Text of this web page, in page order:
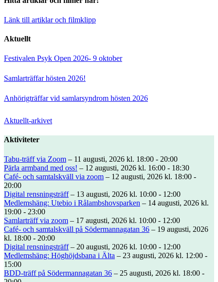
Länk till artiklar och filmklipp
Aktuellt
Festivalen Psyk Open 2026- 9 oktober
Samlarträffar hösten 2026!
Anhörigträffar vid samlarsyndrom hösten 2026
Aktuellt-arkivet
Aktiviteter
Tabu-träff via Zoom – 11 augusti, 2026 kl. 18:00 - 20:00
Pärla armband med oss! – 12 augusti, 2026 kl. 16:00 - 18:30
Café- och samtalskväll via zoom – 12 augusti, 2026 kl. 18:00 -
20:00
Digital rensningsträff– 13 augusti, 2026 kl. 10:00 - 12:00
Medlemshäng: Utebio i Rålambshovsparken – 14 augusti, 2026 kl.
19:00 - 23:00
Samlarträff via zoom – 17 augusti, 2026 kl. 10:00 - 12:00
Café- och samtalskväll på Södermannagatan 36 – 19 augusti, 2026
kl. 18:00 - 20:00
Digital rensningsträff– 20 augusti, 2026 kl. 10:00 - 12:00
Medlemshäng: Höghöjdsbana i Älta – 23 augusti, 2026 kl. 12:00 -
15:00
BDD-träff på Södermannagatan 36 – 25 augusti, 2026 kl. 18:00 -